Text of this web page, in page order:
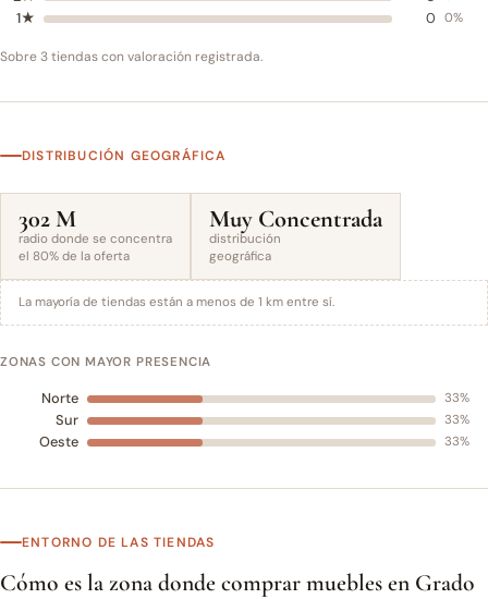
1★ 0 0%
Sobre 3 tiendas con valoración registrada.
DISTRIBUCIÓN GEOGRÁFICA
302 M
radio donde se concentra
el 80% de la oferta
Muy Concentrada
distribución
geográfica
La mayoría de tiendas están a menos de 1 km entre sí.
ZONAS CON MAYOR PRESENCIA
Norte 33%
Sur 33%
Oeste 33%
ENTORNO DE LAS TIENDAS
Cómo es la zona donde comprar muebles en Grado